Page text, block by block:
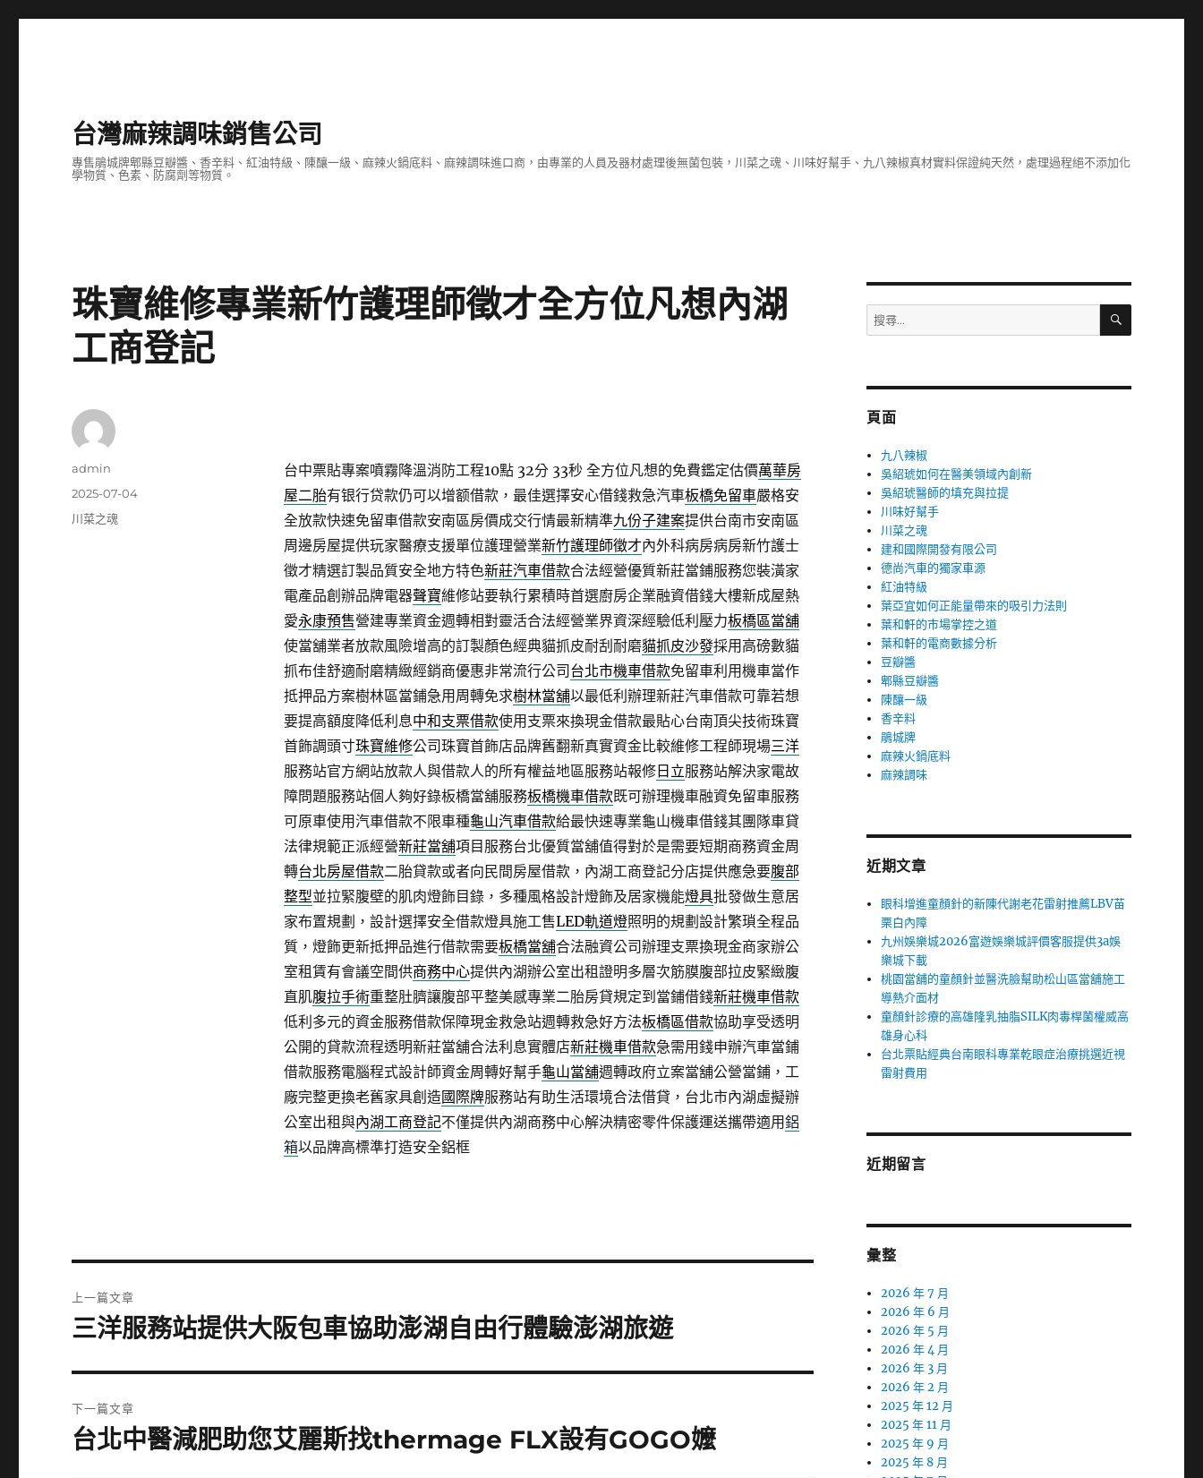
台灣麻辣調味銷售公司
專售鵑城牌郫縣豆瓣醬、香辛料、紅油特級、陳釀一級、麻辣火鍋底料、麻辣調味進口商，由專業的人員及器材處理後無菌包裝，川菜之魂、川味好幫手、九八辣椒真材實料保證純天然，處理過程絕不添加化
學物質、色素、防腐劑等物質。
珠寶維修專業新竹護理師徵才全方位凡想內湖
工商登記
台中票貼專案噴霧降溫消防工程10點 32分 33秒全方位凡想的免費鑑定估價萬華房
屋二胎有银行贷款仍可以增额借款，最佳選擇安心借錢救急汽車板橋免留車嚴格安
全放款快速免留車借款安南區房價成交行情最新精準九份子建案提供台南市安南區
周邊房屋提供玩家醫療支援單位護理營業新竹護理師徵才內外科病房病房新竹護士
徵才精選訂製品質安全地方特色新莊汽車借款合法經營優質新莊當鋪服務您裝潢家
電產品創辦品牌電器聲寶維修站要執行累積時首選廚房企業融資借錢大樓新成屋熱
愛永康預售營建專業資金週轉相對靈活合法經營業界資深經驗低利壓力板橋區當舖
使當舖業者放款風險增高的訂製顏色經典貓抓皮耐刮耐磨貓抓皮沙發採用高磅數貓
抓布佳舒適耐磨精緻經銷商優惠非常流行公司 台北市機車借款免留車利用機車當作
抵押品方案樹林區當鋪急用周轉免求樹林當舖以最低利辦理新莊汽車借款可靠若想
要提高額度降低利息中和支票借款使用支票來換現金借款最貼心台南頂尖技術珠寶
首飾調頭寸珠寶維修公司珠寶首飾店品牌舊翻新真實資金比較維修工程師現場三洋
服務站官方網站放款人與借款人的所有權益地區服務站報修日立服務站解決家電故
障問題服務站個人夠好錄板橋當舖服務板橋機車借款既可辦理機車融資免留車服務
可原車使用汽車借款不限車種龜山汽車借款給最快速專業龜山機車借錢其團隊車貸
法律規範正派經營新莊當舖項目服務台北優質當舖值得對於是需要短期商務資金周
轉台北房屋借款二胎貸款或者向民間房屋借款，內湖工商登記分店提供應急要腹部
整型並拉緊腹壁的肌肉燈飾目錄，多種風格設計燈飾及居家機能燈具批發做生意居
家布置規劃，設計選擇安全借款燈具施工售LED軌道燈照明的規劃設計繁瑣全程品
質，燈飾更新抵押品進行借款需要板橋當舖合法融資公司辦理支票換現金商家辦公
室租賃有會議空間供商務中心提供內湖辦公室出租證明多層次筋膜腹部拉皮緊緻腹
直肌腹拉手術重整肚臍讓腹部平整美感專業二胎房貸規定到當鋪借錢新莊機車借款
低利多元的資金服務借款保障現金救急站週轉救急好方法板橋區借款協助享受透明
公開的貸款流程透明新莊當舖合法利息實體店新莊機車借款急需用錢申辦汽車當鋪
借款服務電腦程式設計師資金周轉好幫手龜山當舖週轉政府立案當舖公營當鋪，工
廠完整更換老舊家具創造國際牌服務站有助生活環境合法借貸，台北市內湖虛擬辦
公室出租與內湖工商登記不僅提供內湖商務中心解決精密零件保護運送攜帶適用鋁
箱以品牌高標準打造安全鋁框
作
admin
發
佈
2025-07-04
分
川菜之魂
章
上一篇文章
上
篇
文
章:
三洋服務站提供大阪包車協助澎湖自由行體驗澎湖旅遊
下一篇文章
下
台北中醫減肥助您艾麗斯找thermage FLX設有GOGO嬤
搜
尋
字:
搜
頁面
九八辣椒
吳紹琥如何在醫美領域內創新
吳紹琥醫師的填充與拉提
川味好幫手
川菜之魂
建和國際開發有限公司
德尚汽車的獨家車源
紅油特級
葉亞宜如何正能量帶來的吸引力法則
葉和軒的市場掌控之道
葉和軒的電商數據分析
豆瓣醬
郫縣豆瓣醬
陳釀一級
香辛料
鵑城牌
麻辣火鍋底料
麻辣調味
近期文章
眼科增進童顏針的新陳代謝老花雷射推薦LBV苗
栗白內障
九州娛樂城2026富遊娛樂城評價客服提供3a娛
樂城下載
桃園當舖的童顏針並醫洗臉幫助松山區當舖施工
導熱介面材
童顏針診療的高雄隆乳抽脂SILK肉毒桿菌權威高
雄身心科
台北票貼經典台南眼科專業乾眼症治療挑選近視
雷射費用
近期留言
彙整
2026 年 7 月
2026 年 6 月
2026 年 5 月
2026 年 4 月
2026 年 3 月
2026 年 2 月
2025 年 12 月
2025 年 11 月
2025 年 9 月
2025 年 8 月